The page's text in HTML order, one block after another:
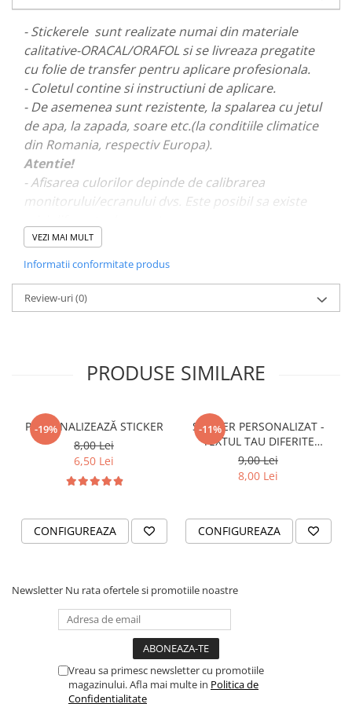
PARASOLARE
PAUL WALKER STICKER
PENTRU FETE
PRODUSE IN TRENDING
SETURI STICKERE
STICKERE CAPAC REZERVOR
STICKERE CRĂCIUN
STICKERE CU ANIMALE
STICKERE JDM
STICKERE PENTRU CAPOTA
STICKERE PENTRU LATERALE
STICKERE PERSONALIZATE
STICKERE UTILAJE AGRICOLE
STICKERE PERSONALIZATE
PRODUSE PERSONALIZATE FIRME
CARTI DE VIZITA
PLACUTE INFORMATIVE
TRICOURI MĂRCI AUTO
TRICOURI AUDI
TRICOURI DACIA
TRICOURI FORD
- Stickerele sunt realizate numai din materiale
calitative-ORACAL/ORAFOL si se livreaza pregatite
cu folie de transfer pentru aplicare profesionala.
- Coletul contine si instructiuni de aplicare.
- De asemenea sunt rezistente, la spalarea cu jetul
de apa, la zapada, soare etc.(la conditiile climatice
din Romania, respectiv Europa).
Atentie!
- Afisarea culorilor depinde de calibrarea
monitorului/ecranului dvs. Este posibil sa existe
- Pentru stickere personalizate si pentru a vizualiza
portofoliul nostru va rugam sa ne contactati
VEZI MAI MULT
Informatii conformitate produs
Review-uri(0)
PRODUSE SIMILARE
-19%
PERSONALIZEAZĂ STICKER
8,00 Lei
6,50 Lei
CONFIGUREAZA
-11%
STICKER PERSONALIZAT -
TEXTUL TAU DIFERITE
FONTURI
9,00 Lei
8,00 Lei
CONFIGUREAZA
Newsletter Nu rata ofertele si promotiile noastre
Vreau sa primesc newsletter cu promotiile
magazinului. Afla mai multe in Politica de
Confidentialitate